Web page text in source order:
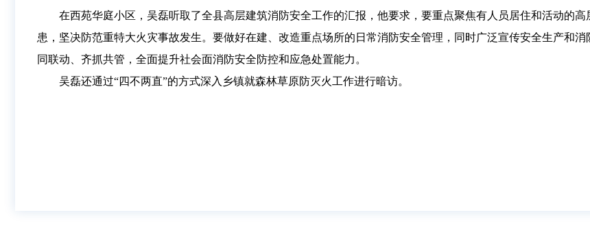
在西苑华庭小区，吴磊听取了全县高层建筑消防安全工作的汇报，他要求，要重点聚焦有人员居住和活动的
患，坚决防范重特大火灾事故发生。要做好在建、改造重点场所的日常消防安全管理，同时广泛宣传安全生产和
同联动、齐抓共管，全面提升社会面消防安全防控和应急处置能力。
吴磊还通过“四不两直”的方式深入乡镇就森林草原防灭火工作进行暗访。